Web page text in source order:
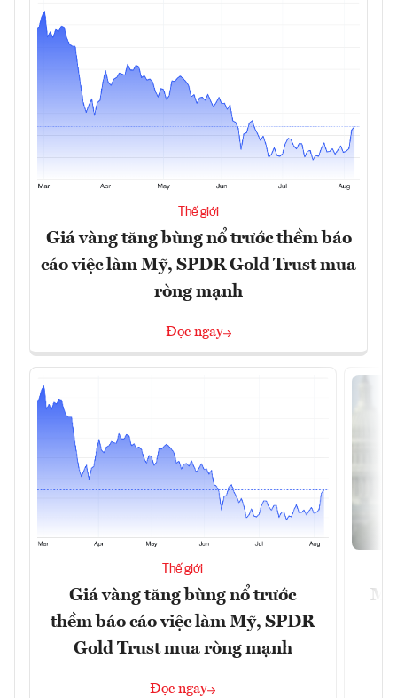
Thế giới
Giá vàng tăng bùng nổ trước thềm báo
cáo việc làm Mỹ, SPDR Gold Trust mua
ròng mạnh
Đọc ngay
Thế giới
Giá vàng tăng bùng nổ trước
thềm báo cáo việc làm Mỹ, SPDR
Gold Trust mua ròng mạnh
Đọc ngay